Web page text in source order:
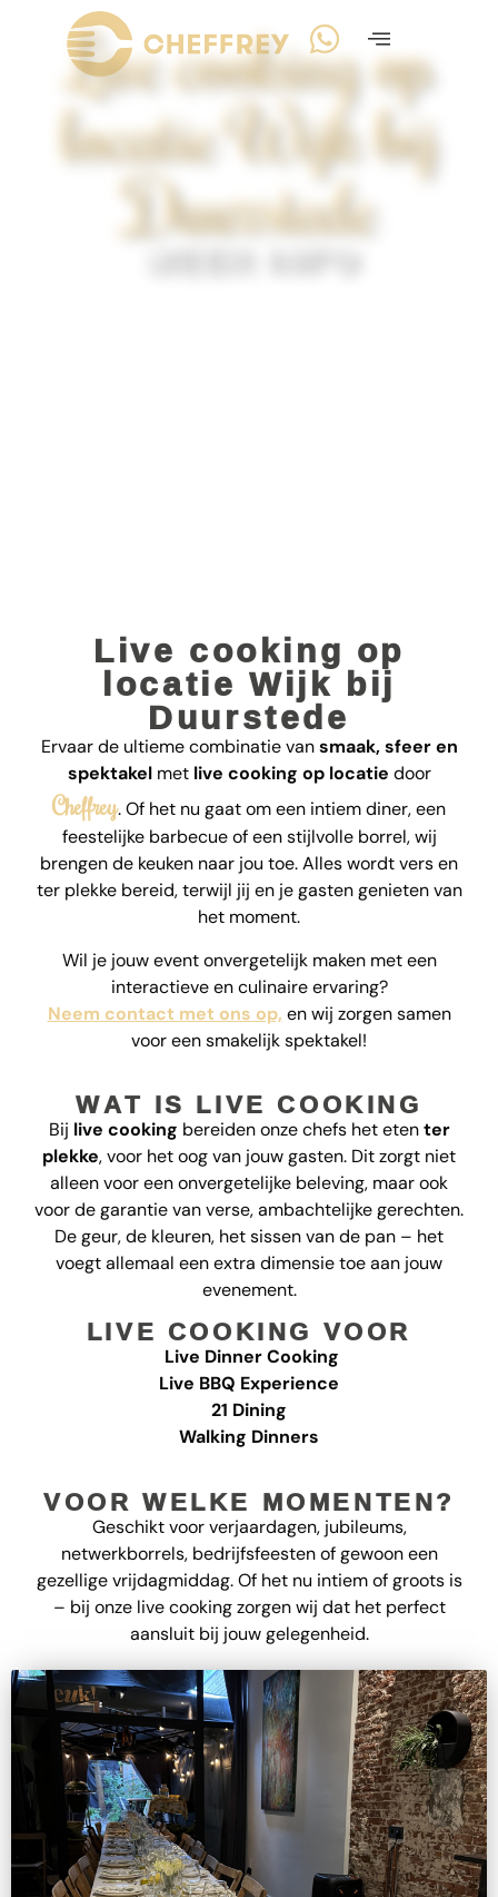
Live cooking op
locatie Wijk bij
Duurstede
MEER INFO
Live cooking op
locatie Wijk bij
Duurstede
Ervaar de ultieme combinatie vansmaak, sfeer en
spektakelmet live cooking op locatie door
Cheffrey. Of het nu gaat om een intiem diner, een
feestelijke barbecue of een stijlvolle borrel, wij
brengen de keuken naar jou toe. Alles wordt vers en
ter plekke bereid, terwijl jij en je gasten genieten van
het moment.
Wil je jouw event onvergetelijk maken met een
interactieve en culinaire ervaring?
Neem contact met ons op, en wij zorgen samen
voor een smakelijk spektakel!
WAT IS LIVE COOKING
Bij live cooking bereiden onze chefs het etenter
plekke, voor het oog van jouw gasten. Dit zorgt niet
alleen voor een onvergetelijke beleving, maar ook
voor de garantie van verse, ambachtelijke gerechten.
De geur, de kleuren, het sissen van de pan – het
voegt allemaal een extra dimensie toe aan jouw
evenement.
LIVE COOKING VOOR
Live Dinner Cooking
Live BBQ Experience
21 Dining
Walking Dinners
VOOR WELKE MOMENTEN?
Geschikt voor verjaardagen, jubileums,
netwerkborrels, bedrijfsfeesten of gewoon een
gezellige vrijdagmiddag. Of het nu intiem of groots is
– bij onze live cooking zorgen wij dat het perfect
aansluit bij jouw gelegenheid.